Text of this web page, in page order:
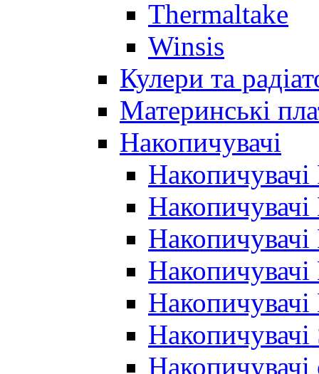
Thermaltake
Winsis
Кулери та
Материнські
Накопичувачі
Накопичувачі
Накопичувачі